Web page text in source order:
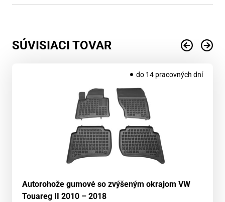
SÚVISIACI TOVAR
do 14 pracovných dní
Autorohože gumové so zvýšeným okrajom VW
Touareg II 2010 – 2018